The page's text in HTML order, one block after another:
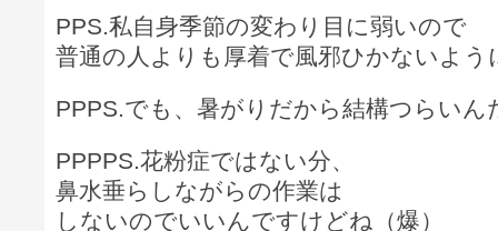
PPS.私自身季節の変わり目に弱いので
普通の人よりも厚着で風邪ひかないよう
PPPS.でも、暑がりだから結構つらいん
PPPPS.花粉症ではない分、
鼻水垂らしながらの作業は
しないのでいいんですけどね（爆）